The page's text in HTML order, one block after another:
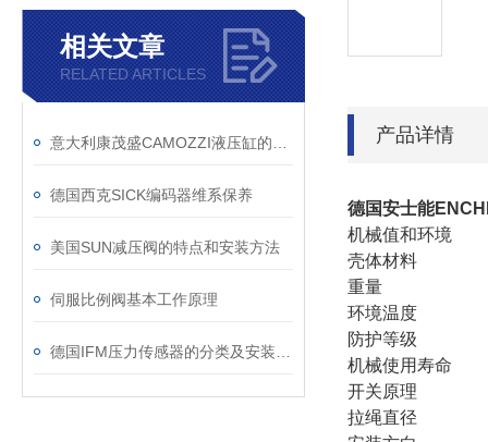
相关文章
RELATED ARTICLES
德国西克SICK编码器维系保养
美国SUN减压阀的特点和安装方法
伺服比例阀基本工作原理
产品详情
德国安士能
机械值和环境
壳体材
重量
环境温
防护
机械使
开关原
拉绳直